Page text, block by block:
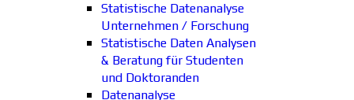
Statistische Datenanalyse
Unternehmen / Forschung
Statistische Daten Analysen
& Beratung für Studenten
und Doktoranden
Datenanalyse